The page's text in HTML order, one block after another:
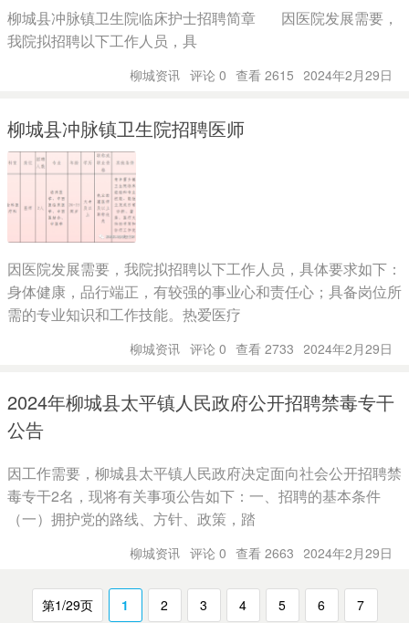
柳城县冲脉镇卫生院临床护士招聘简章 因医院发展需要，
我院拟招聘以下工作人员，具
柳城资讯 评论 0 查看 2615 2024年2月29日
柳城县冲脉镇卫生院招聘医师
因医院发展需要，我院拟招聘以下工作人员，具体要求如下：
身体健康，品行端正，有较强的事业心和责任心；具备岗位所
需的专业知识和工作技能。热爱医疗
柳城资讯 评论 0 查看 2733 2024年2月29日
2024年柳城县太平镇人民政府公开招聘禁毒专干
公告
因工作需要，柳城县太平镇人民政府决定面向社会公开招聘禁
毒专干2名，现将有关事项公告如下：一、招聘的基本条件
（一）拥护党的路线、方针、政策，踏
柳城资讯 评论 0 查看 2663 2024年2月29日
第1/29页 1 2 3 4 5 6 7